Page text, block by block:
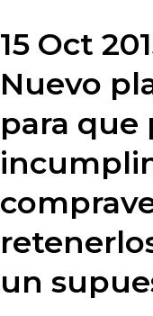
15 Oct
Nuevo
para
un